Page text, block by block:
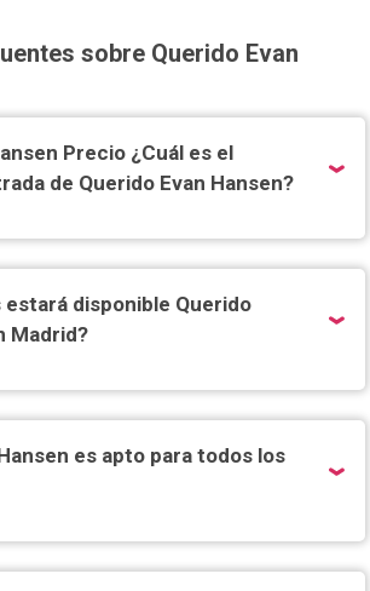
sobre Querido Evan
Precio ¿Cuál es el
de Querido Evan Hansen?
estará disponible Querido
Madrid?
es apto para todos los